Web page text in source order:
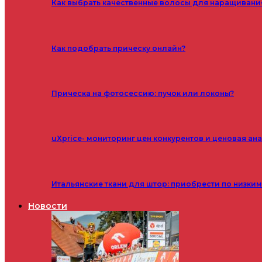
Как выбрать качественные волосы для
Как подобрать прическу онлайн?
Прическа на фотосессию: пучок или локоны?
uXprice- мониторинг цен конкурентов и ценовая
Итальянские ткани для штор: приобрести по
Новости